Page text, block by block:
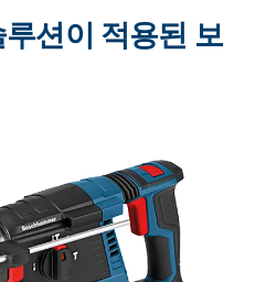
션이 적용된 보